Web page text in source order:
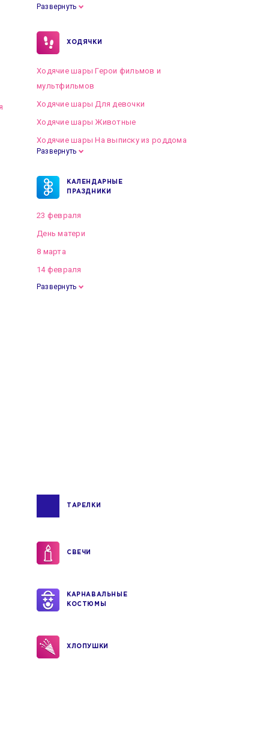
Развернуть
ХОДЯЧКИ
Ходячие шары Герои фильмов и
мультфильмов
Ходячие шары Для девочки
Ходячие шары Животные
Ходячие шары На выписку из роддома
Развернуть
КАЛЕНДАРНЫЕ
ПРАЗДНИКИ
23 февраля
День матери
8 марта
14 февраля
Развернуть
ТАРЕЛКИ
СВЕЧИ
КАРНАВАЛЬНЫЕ
КОСТЮМЫ
ХЛОПУШКИ